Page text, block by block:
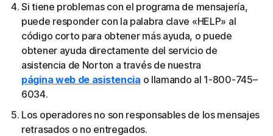
Si tiene problemas con el programa de mensajería,
puede responder con la palabra clave «HELP» al
código corto para obtener más ayuda, o puede
obtener ayuda directamente del servicio de
asistencia de Norton a través de nuestra
página web de asistencia o llamando al 1-800-745–
6034.
Los operadores no son responsables de los mensajes
retrasados o no entregados.